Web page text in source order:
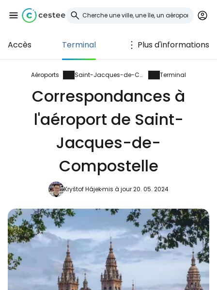
Accès Terminal Plus d'informations
Aéroports Saint-Jacques-de-Compostelle Terminal
Correspondances à
l'aéroport de Saint-
Jacques-de-
Compostelle
Kryštof Hájekmis à jour 20. 05. 2024
Se connecter à
Cestee
... la communauté mondiale des voyageurs
Continuer avec Google
Continuer avec Facebook
Poursuivre avec le courrier
électronique